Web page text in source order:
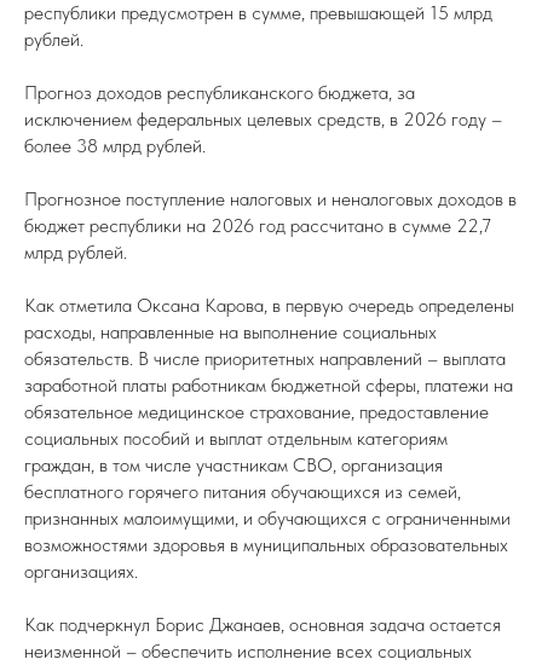
республики предусмотрен в сумме, превышающей 15 млрд
рублей.
Прогноз доходов республиканского бюджета, за
исключением федеральных целевых средств, в 2026 году –
более 38 млрд рублей.
Прогнозное поступление налоговых и неналоговых доходов в
бюджет республики на 2026 год рассчитано в сумме 22,7
млрд рублей.
Как отметила Оксана Карова, в первую очередь определены
расходы, направленные на выполнение социальных
обязательств. В числе приоритетных направлений – выплата
заработной платы работникам бюджетной сферы, платежи на
обязательное медицинское страхование, предоставление
социальных пособий и выплат отдельным категориям
граждан, в том числе участникам СВО, организация
бесплатного горячего питания обучающихся из семей,
признанных малоимущими, и обучающихся с ограниченными
возможностями здоровья в муниципальных образовательных
организациях.
Как подчеркнул Борис Джанаев, основная задача остается
неизменной – обеспечить исполнение всех социальных